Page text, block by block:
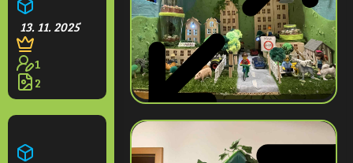
13. 11. 2025
1
2
Točící výtah z recyklovaného materiálu